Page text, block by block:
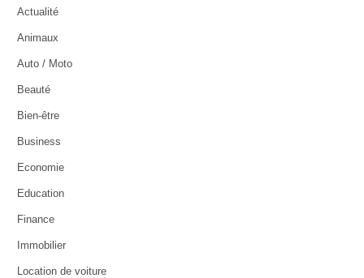
Actualité
Animaux
Auto / Moto
Beauté
Bien-être
Business
Economie
Education
Finance
Immobilier
Location de voiture